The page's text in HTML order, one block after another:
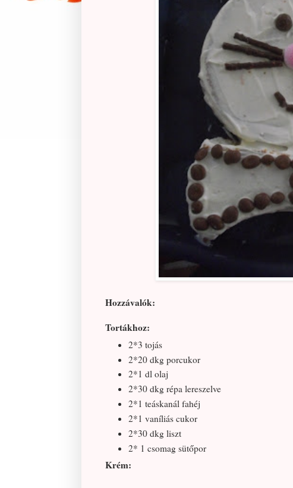
Hozzávalók:
Tortákhoz:
2*3 tojás
2*20 dkg porcukor
2*1 dl olaj
2*30 dkg répa lereszelve
2*1 teáskanál fahéj
2*1 vaníliás cukor
2*30 dkg liszt
2* 1 csomag sütőpor
Krém: